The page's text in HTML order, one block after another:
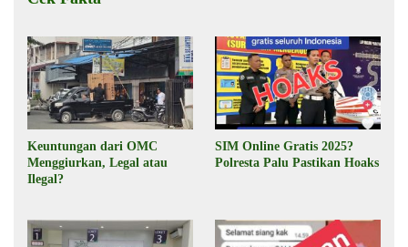
Keuntungan dari OMC
Menggiurkan, Legal atau
Ilegal?
SIM Online Gratis 2025?
Polresta Palu Pastikan Hoaks